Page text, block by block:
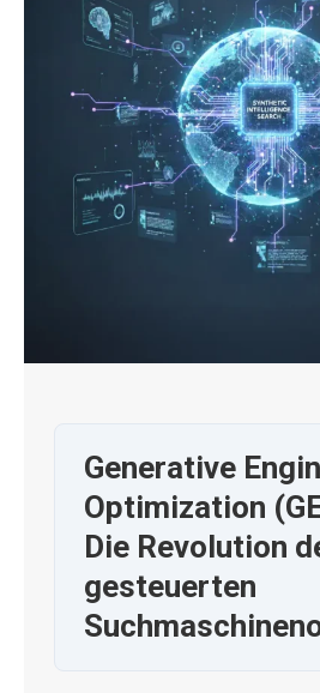
Generative
Optimization
Die Revolution
gesteuerten